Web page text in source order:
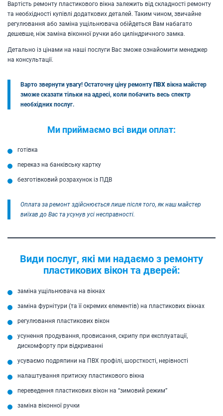
Вартість ремонту пластикового вікна залежить від складності ремонту
та необхідності купівлі додаткових деталей. Таким чином, звичайне
регулювання або заміна ущільнювача обійдеться Вам набагато
дешевше, ніж заміна віконної ручки або циліндричного замка.
Детально із цінами на наші послуги Вас зможе ознайомити менеджер
на консультації.
Варто звернути увагу! Остаточну ціну ремонту ПВХ вікна майстер
зможе сказати тільки на адресі, коли побачить весь спектр
необхідних послуг.
Ми приймаємо всі види оплат:
готівка
переказ на банківську картку
безготівковий розрахунок із ПДВ
Оплата за ремонт здійснюється лише після того, як наш майстер
виїхав до Вас та усунув усі несправності.
Види послуг, які ми надаємо з ремонту
пластикових вікон та дверей:
заміна ущільнювача на вікнах
заміна фурнітури (та її окремих елементів) на пластикових вікнах
регулювання пластикових вікон
усунення продування, провисання, скрипу при експлуатації,
дискомфорту при відкриванні
усуваємо подряпини на ПВХ профілі, шорсткості, нерівності
налаштування притиску пластикового вікна
переведення пластикових вікон на “зимовий режим”
заміна віконної ручки